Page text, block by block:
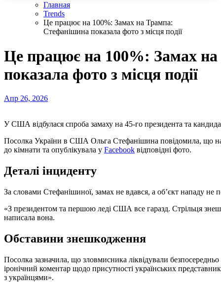
Главная
Trends
Це працює на 100%: Замах на Трампа:
Стефанішина показала фото з місця події
Це працює на 100%: Замах
показала фото з місця події
Апр 26, 2026
У США відбулася спроба замаху на 45-го президента та
Посолка України в США Ольга Стефанішина повідомила, що
до кімнати та опублікувала у Facebook відповідні фото.
Деталі інциденту
За словами Стефанішиної, замах не вдався, а об’єкт нападу не
«З президентом та першою леді США все гаразд. Стрільця
написала вона.
Обставини знешкодження
Посолка зазначила, що зловмисника ліквідували
іронічний коментар щодо присутності українських
з українцями».